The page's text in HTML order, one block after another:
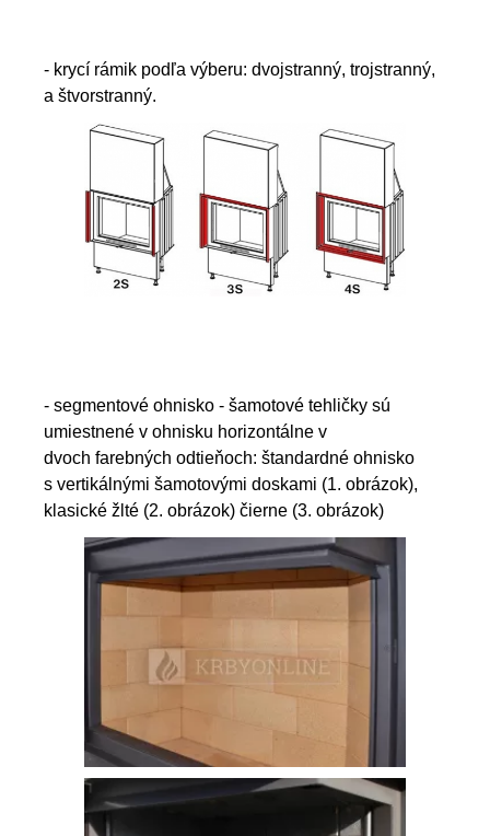
- krycí rámik podľa výberu: dvojstranný, trojstranný,
a štvorstranný.
- segmentové ohnisko - šamotové tehličky sú
umiestnené v ohnisku horizontálne v
dvoch farebných odtieňoch: štandardné ohnisko
s vertikálnými šamotovými doskami (1. obrázok),
klasické žlté (2. obrázok) čierne (3. obrázok)